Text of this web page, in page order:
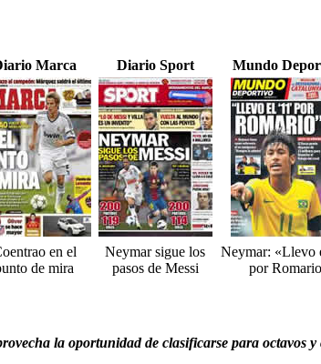
Marca Diario Sport Mundo
en el
de mira
Neymar sigue los
pasos de Messi
Neymar: «Llevo
por
la oportunidad de clasificarse para octavos y